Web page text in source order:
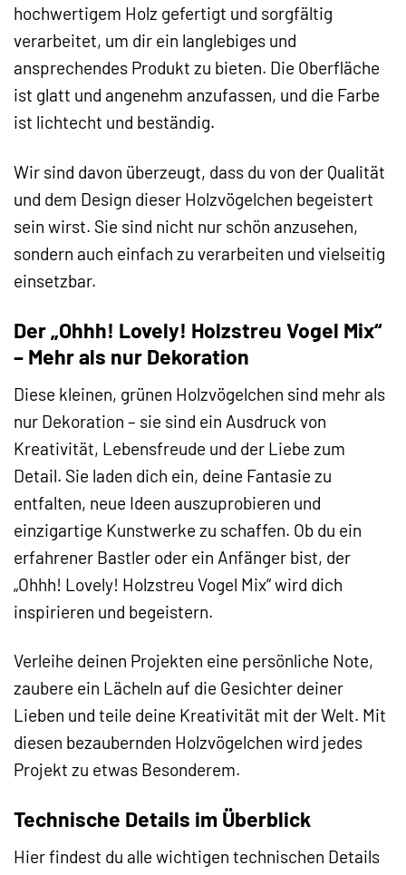
hochwertigem Holz gefertigt und sorgfältig
verarbeitet, um dir ein langlebiges und
ansprechendes Produkt zu bieten. Die Oberfläche
ist glatt und angenehm anzufassen, und die Farbe
ist lichtecht und beständig.
Wir sind davon überzeugt, dass du von der Qualität
und dem Design dieser Holzvögelchen begeistert
sein wirst. Sie sind nicht nur schön anzusehen,
sondern auch einfach zu verarbeiten und vielseitig
einsetzbar.
Der „Ohhh! Lovely! Holzstreu Vogel Mix“
– Mehr als nur Dekoration
Diese kleinen, grünen Holzvögelchen sind mehr als
nur Dekoration – sie sind ein Ausdruck von
Kreativität, Lebensfreude und der Liebe zum
Detail. Sie laden dich ein, deine Fantasie zu
entfalten, neue Ideen auszuprobieren und
einzigartige Kunstwerke zu schaffen. Ob du ein
erfahrener Bastler oder ein Anfänger bist, der
„Ohhh! Lovely! Holzstreu Vogel Mix“ wird dich
inspirieren und begeistern.
Verleihe deinen Projekten eine persönliche Note,
zaubere ein Lächeln auf die Gesichter deiner
Lieben und teile deine Kreativität mit der Welt. Mit
diesen bezaubernden Holzvögelchen wird jedes
Projekt zu etwas Besonderem.
Technische Details im Überblick
Hier findest du alle wichtigen technischen Details